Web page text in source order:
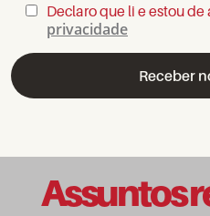
Declaro que li e estou de
privacidade
Assuntos